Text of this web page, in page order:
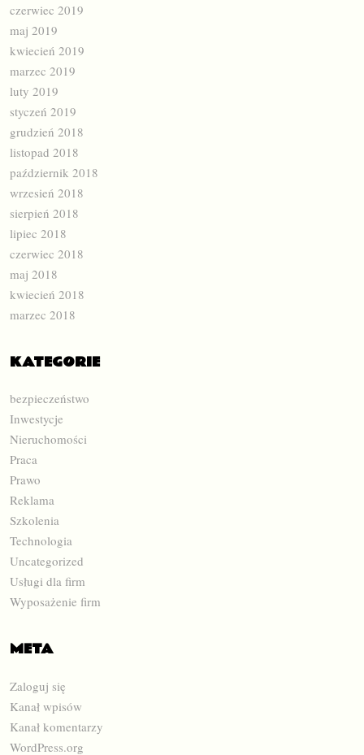
czerwiec 2019
maj 2019
kwiecień 2019
marzec 2019
luty 2019
styczeń 2019
grudzień 2018
listopad 2018
październik 2018
wrzesień 2018
sierpień 2018
lipiec 2018
czerwiec 2018
maj 2018
kwiecień 2018
marzec 2018
KATEGORIE
bezpieczeństwo
Inwestycje
Nieruchomości
Praca
Prawo
Reklama
Szkolenia
Technologia
Uncategorized
Usługi dla firm
Wyposażenie firm
META
Zaloguj się
Kanał wpisów
Kanał komentarzy
WordPress.org